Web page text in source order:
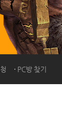
PC방 찾기
통합보급